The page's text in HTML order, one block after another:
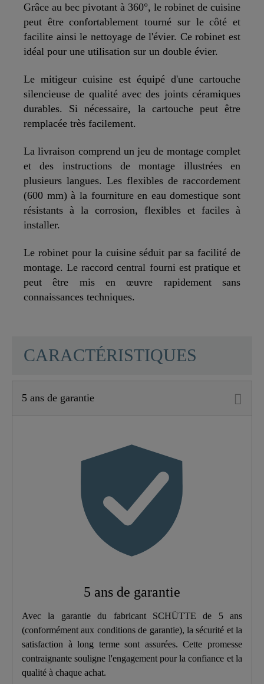
Grâce au bec pivotant à 360°, le robinet de cuisine
peut être confortablement tourné sur le côté et
facilite ainsi le nettoyage de l'évier. Ce robinet est
idéal pour une utilisation sur un double évier.
Le mitigeur cuisine est équipé d'une cartouche
silencieuse de qualité avec des joints céramiques
durables. Si nécessaire, la cartouche peut être
remplacée très facilement.
La livraison comprend un jeu de montage complet
et des instructions de montage illustrées en
plusieurs langues. Les flexibles de raccordement
(600 mm) à la fourniture en eau domestique sont
résistants à la corrosion, flexibles et faciles à
installer.
Le robinet pour la cuisine séduit par sa facilité de
montage. Le raccord central fourni est pratique et
peut être mis en œuvre rapidement sans
connaissances techniques.
Matériau Laiton UBA
Noir Mat
Haute Pression
1,7 Kg
5,0 Cm
24,5 Cm
CARACTÉRISTIQUES
5 ans de garantie
5 ans de garantie
Avec la garantie du fabricant SCHÜTTE de 5 ans
(conformément aux conditions de garantie), la sécurité et la
satisfaction à long terme sont assurées. Cette promesse
contraignante souligne l'engagement pour la confiance et la
qualité à chaque achat.